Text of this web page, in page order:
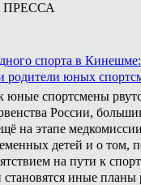
спорта в
родители юных
юные спортсмены
России,
на этапе
детей и о том,
на пути к
становятся иные планы